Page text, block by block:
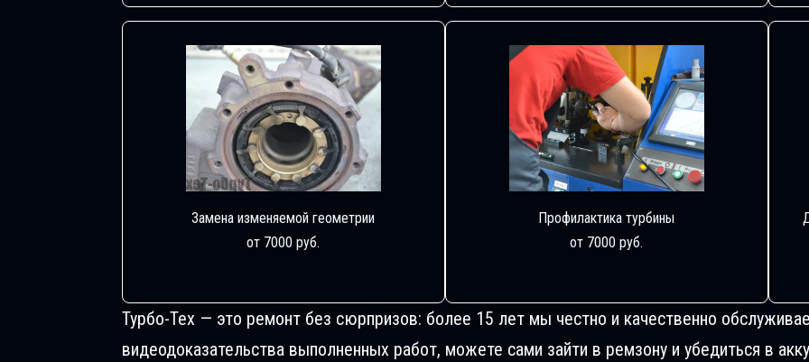
Замена изменяемой геометрии
от 7000 руб.
Профилактика турбины
от 7000 руб.
Турбо-Тех — это ремонт без сюрпризов: более 15 лет мы честно и качественно
видеодоказательства выполненных работ, можете сами зайти в ремзону и убедиться в